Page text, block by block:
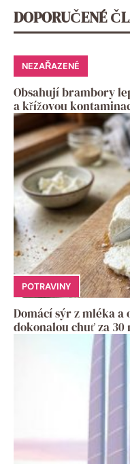
DOPORUČENÉ
NEZAŘAZENÉ
Obsahují brambory
a křížovou
POTRAVINY
Domácí sýr z mléka
dokonalou chuť za 30